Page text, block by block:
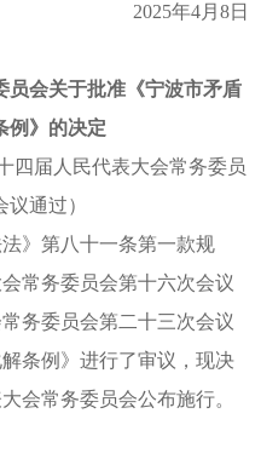
2025年4月8日
员会关于批准《宁波市矛盾
例》的决定
四届人民代表大会常务委员
通过）
》第八十一条第一款规
常务委员会第十六次会议
务委员会第二十三次会议
条例》进行了审议，现决
会常务委员会公布施行。